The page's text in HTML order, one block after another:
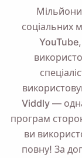
Мільйони
соціальних
YouTube,
Viddly —
програм
ви
повну! За